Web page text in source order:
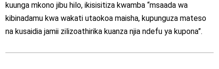
kuunga mkono jibu hilo, ikisisitiza kwamba “msaada wa
kibinadamu kwa wakati utaokoa maisha, kupunguza mateso
na kusaidia jamii zilizoathirika kuanza njia ndefu ya kupona”.